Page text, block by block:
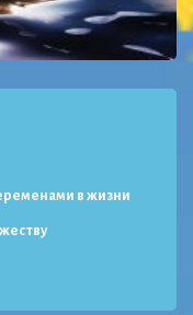
в жизни